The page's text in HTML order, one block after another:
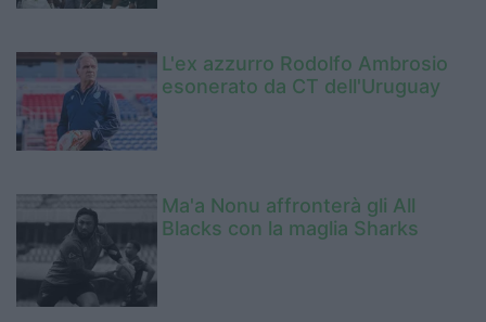
L'ex azzurro Rodolfo Ambrosio
esonerato da CT dell'Uruguay
Ma'a Nonu affronterà gli All
Blacks con la maglia Sharks